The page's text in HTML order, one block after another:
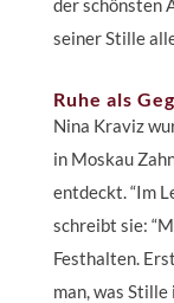
der schönsten
seiner Stille
Ruhe als
Nina Kraviz
in Moskau
entdeckt. “Im
schreibt sie:
Festhalten.
man, was Stille